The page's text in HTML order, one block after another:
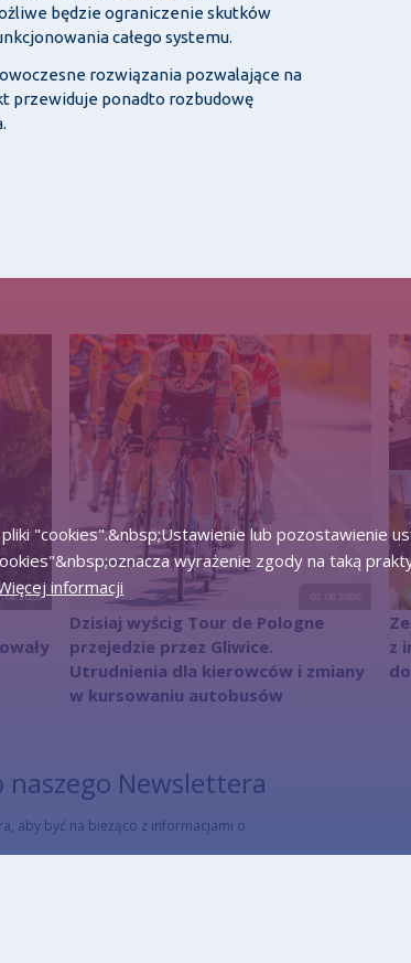
będzie ograniczenie skutków
całego systemu.
rozwiązania pozwalające na
przewiduje ponadto rozbudowę
Dzisiaj wyścig Tour de Pologne
przejedzie przez Gliwice.
Utrudnienia dla kierowców i zmiany
w kursowaniu autobusów
z
naszego Newslettera
aby być na bieżąco z informacjami o
"cookies".&nbsp;Ustawienie lub pozostawienie
wyrażenie zgody na taką
informacji